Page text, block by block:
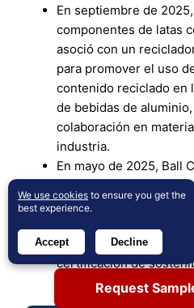
En septiembre de
componentes de latas
asoció con un
para promover el uso
contenido reciclado en
de bebidas de
colaboración en
industria.
En mayo de 2025, Ball
Motion® formaron una
una bebida energética
latas de aluminio
destacando la marca
certificación de
Request
We use cookies to ensure you get the
best experience.
Accept Decline